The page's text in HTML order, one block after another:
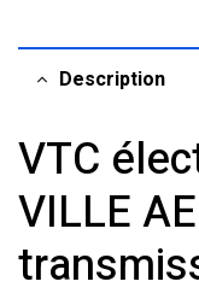
Description
VTC
VILLE